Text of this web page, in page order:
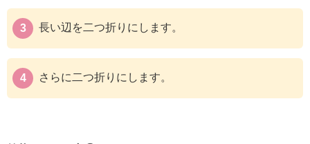
長い辺を二つ折りにします。
さらに二つ折りにします。